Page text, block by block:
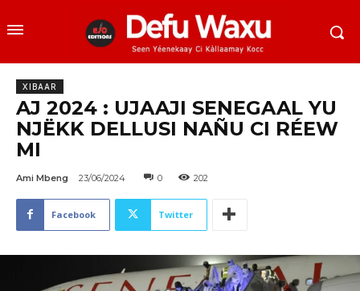
XIBAAR
AJ 2024 : UJAAJI SENEGAAL YU
NJËKK DELLUSI NAÑU CI RÉEW
MI
Ami Mbeng 23/06/2024 0 202
Facebook Twitter